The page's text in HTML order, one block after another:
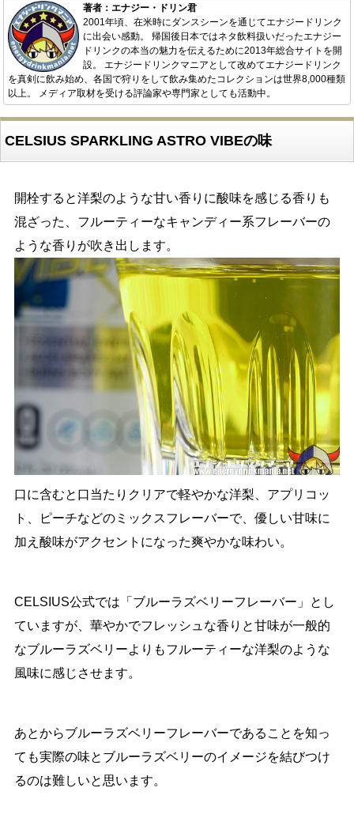
著者：エナジー・ドリン君
2001年頃、在米時にダンスシーンを通じてエナジードリンク
に出会い感動。 帰国後日本ではネタ飲料扱いだったエナジー
ドリンクの本当の魅力を伝えるために2013年総合サイトを開
設。 エナジードリンクマニアとして改めてエナジードリンク
を真剣に飲み始め、各国で狩りをして飲み集めたコレクションは世界8,000種類
以上。 メディア取材を受ける評論家や専門家としても活動中。
CELSIUS SPARKLING ASTRO VIBEの味
開栓すると洋梨のような甘い香りに酸味を感じる香りも
混ざった、フルーティーなキャンディー系フレーバーの
ような香りが吹き出します。
口に含むと口当たりクリアで軽やかな洋梨、アプリコッ
ト、ピーチなどのミックスフレーバーで、優しい甘味に
加え酸味がアクセントになった爽やかな味わい。
CELSIUS公式では「ブルーラズベリーフレーバー」とし
ていますが、華やかでフレッシュな香りと甘味が一般的
なブルーラズベリーよりもフルーティーな洋梨のような
風味に感じさせます。
あとからブルーラズベリーフレーバーであることを知っ
ても実際の味とブルーラズベリーのイメージを結びつけ
るのは難しいと思います。